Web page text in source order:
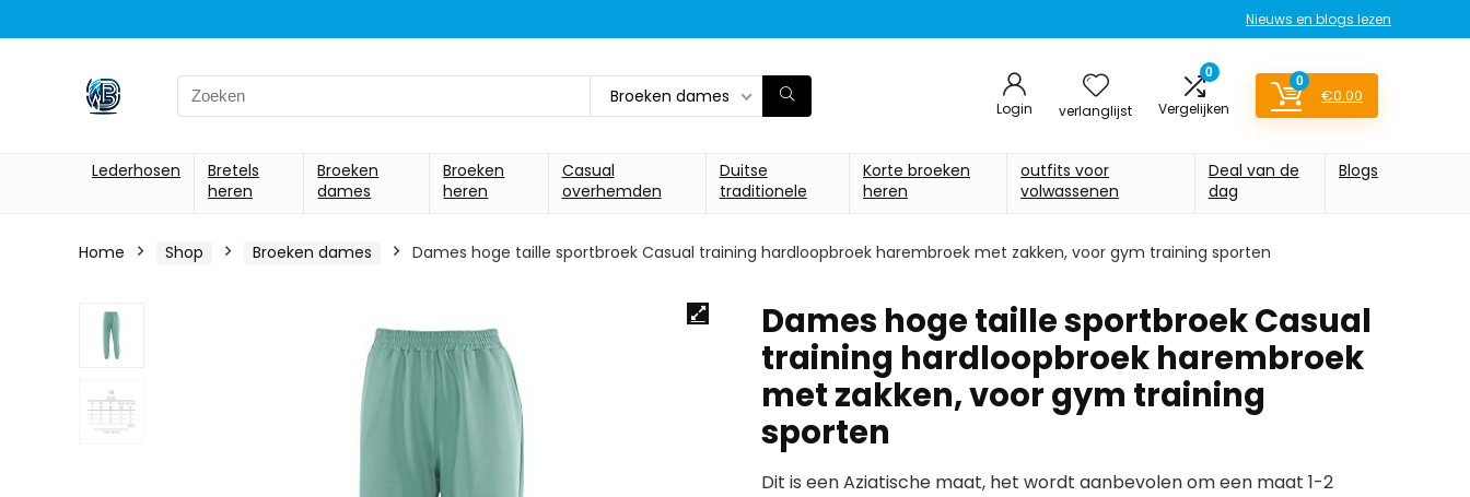
Nieuws en blogs lezen
Search
for:
Broeken dames
Login verlanglijst
0
Vergelijken
0
€0.00
Lederhosen
Bretels
heren
Broeken
dames
Broeken
heren
Casual
overhemden
Duitse
traditionele
Korte broeken
heren
outfits voor
volwassenen
Deal van de
dag
Blogs
Home Shop Broeken dames Dames hoge taille sportbroek Casual training hardloopbroek harembroek met zakken, voor gym training sporten
Dames hoge taille sportbroek Casual
training hardloopbroek harembroek
met zakken, voor gym training
sporten
Dit is een Aziatische maat, het wordt aanbevolen om een maat 1-2